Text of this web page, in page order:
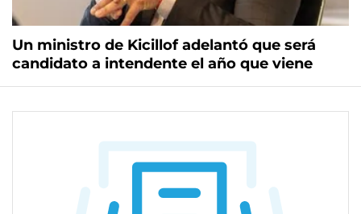
Un ministro de Kicillof adelantó que será
candidato a intendente el año que viene